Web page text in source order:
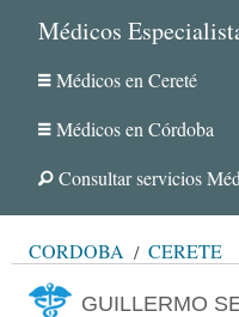
Médicos
Médicos en Cereté
Médicos en Córdoba
Consultar servicios
CÓRDOBA CERETÉ
GUILLERMO